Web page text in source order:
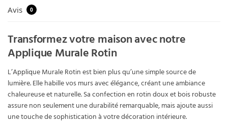
Avis 0
Transformez votre maison avec notre
Applique Murale Rotin
L’Applique Murale Rotin est bien plus qu’une simple source de
lumière. Elle habille vos murs avec élégance, créant une ambiance
chaleureuse et naturelle. Sa confection en rotin doux et bois robuste
assure non seulement une durabilité remarquable, mais ajoute aussi
une touche de sophistication à votre décoration intérieure.